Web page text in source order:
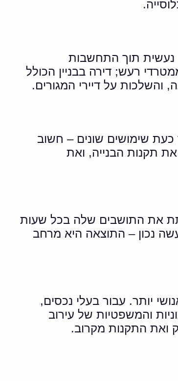
נעשית תוך התחשבות
רעש; דירה בבניין הכולל
על דיירי המגורים.
כעת שימושים שונים – חשוב
תקנות הבנייה, ואת
את התושבים שלה בכל שעות
נכון – התוצאה היא מרחב
יותר. עבור בעלי נכסים,
והמשפטיות של עירוב
ואת התקנות מקרוב.